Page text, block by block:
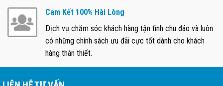
Cam Kết 100% Hài Lòng
Dịch vụ chăm sóc khách hàng tận tình chu đáo và luôn
có những chính sách ưu đãi cực tốt dành cho khách
hàng thân thiết.